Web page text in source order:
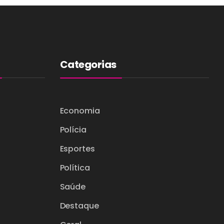
Categorias
Economia
Polícia
Esportes
Política
Saúde
Destaque